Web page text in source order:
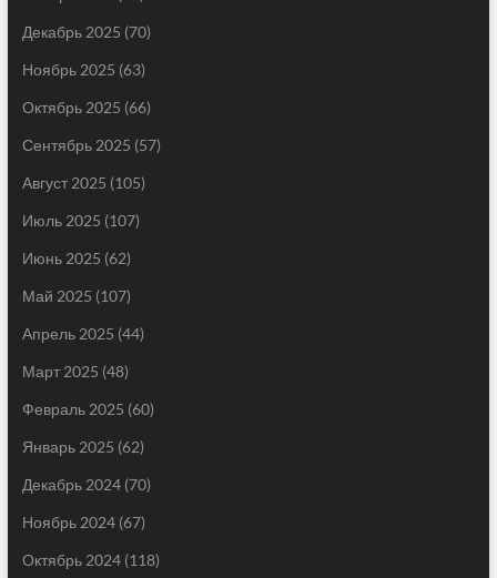
Декабрь 2025 (70)
Ноябрь 2025 (63)
Октябрь 2025 (66)
Сентябрь 2025 (57)
Август 2025 (105)
Июль 2025 (107)
Июнь 2025 (62)
Май 2025 (107)
Апрель 2025 (44)
Март 2025 (48)
Февраль 2025 (60)
Январь 2025 (62)
Декабрь 2024(70)
Ноябрь 2024(67)
Октябрь 2024(118)